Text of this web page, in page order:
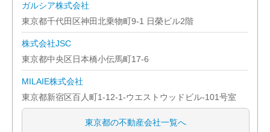
ガルシア株式会社
東京都千代田区神田北乗物町9-1 日榮ビル2階
株式会社JSC
東京都中央区日本橋小伝馬町17-6
MILAIE株式会社
東京都新宿区百人町1-12-1-ウエストウッドビル-101号室
東京都の不動産会社一覧へ